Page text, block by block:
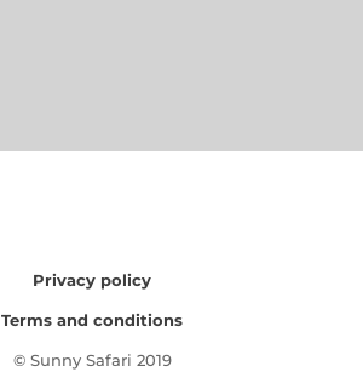
Privacy policy
Terms and conditions
© Sunny Safari 2019